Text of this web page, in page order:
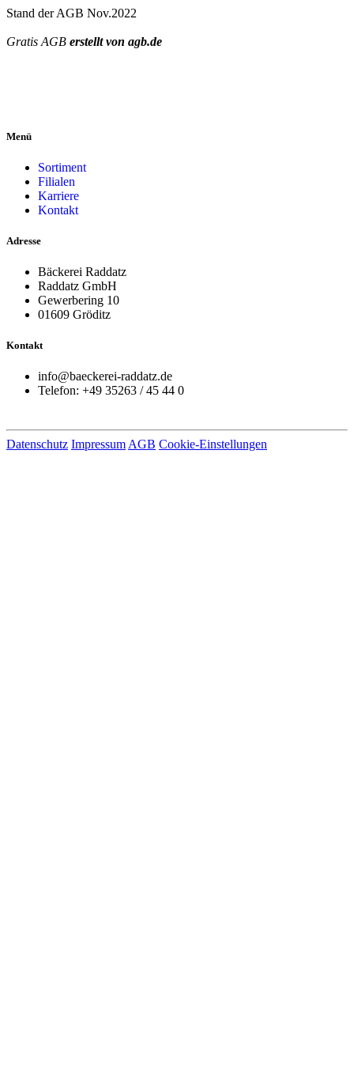
Stand der AGB Nov.2022
Gratis AGB erstellt von agb.de
Menü
Sortiment
Filialen
Karriere
Kontakt
Adresse
Bäckerei Raddatz
Raddatz GmbH
Gewerbering 10
01609 Gröditz
Kontakt
info@baeckerei-raddatz.de
Telefon: +49 35263 / 45 44 0
Datenschutz ImpressumAGB Cookie-Einstellungen